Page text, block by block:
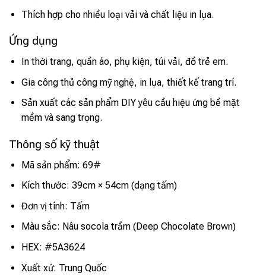
Thích hợp cho nhiều loại vải và chất liệu in lụa.
Ứng dụng
In thời trang, quần áo, phụ kiện, túi vải, đồ trẻ em.
Gia công thủ công mỹ nghệ, in lụa, thiết kế trang trí.
Sản xuất các sản phẩm DIY yêu cầu hiệu ứng bề mặt
mềm và sang trọng.
Thông số kỹ thuật
Mã sản phẩm: 69#
Kích thước: 39cm × 54cm (dạng tấm)
Đơn vị tính: Tấm
Màu sắc: Nâu socola trầm (Deep Chocolate Brown)
HEX: #5A3624
Xuất xứ: Trung Quốc